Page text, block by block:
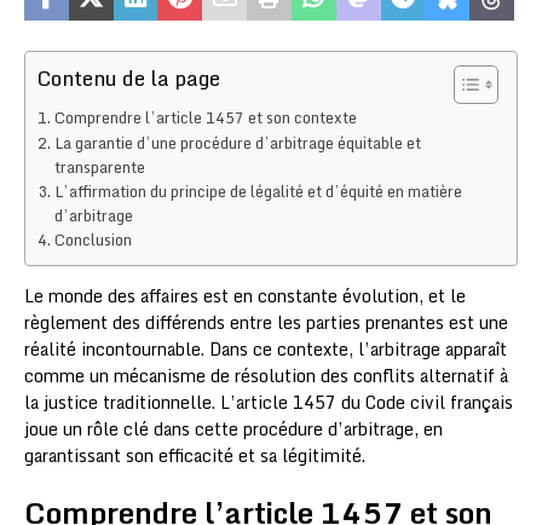
Contenu de la page
Comprendre l’article 1457 et son contexte
La garantie d’une procédure d’arbitrage équitable et
transparente
L’affirmation du principe de légalité et d’équité en matière
d’arbitrage
Conclusion
Le monde des affaires est en constante évolution, et le
règlement des différends entre les parties prenantes est une
réalité incontournable. Dans ce contexte, l’arbitrage apparaît
comme un mécanisme de résolution des conflits alternatif à
la justice traditionnelle. L’article 1457 du Code civil français
joue un rôle clé dans cette procédure d’arbitrage, en
garantissant son efficacité et sa légitimité.
Comprendre l’article 1457 et son